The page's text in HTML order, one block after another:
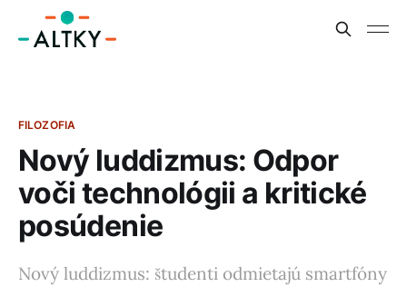
FILOZOFIA
Nový luddizmus: Odpor
voči technológii a kritické
posúdenie
Nový luddizmus: študenti odmietajú smartfóny